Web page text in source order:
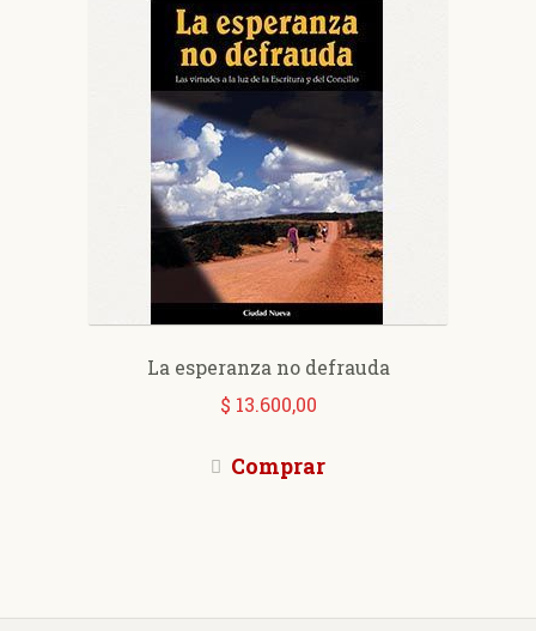
La esperanza no defrauda
$ 13.600,00
Comprar